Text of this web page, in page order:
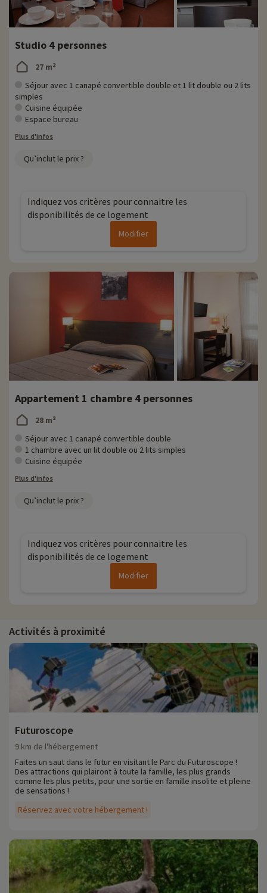
Studio 4 personnes
27 m²
Séjour avec 1 canapé convertible double et 1 lit double ou 2 lits
simples
Cuisine équipée
Espace bureau
Plus d'infos
Qu’inclut le prix ?
Indiquez vos critères pour connaitre les
disponibilités de ce logement
Modifier
Appartement 1 chambre 4 personnes
28 m²
Séjour avec 1 canapé convertible double
1 chambre avec un lit double ou 2 lits simples
Cuisine équipée
Plus d'infos
Qu’inclut le prix ?
Indiquez vos critères pour connaitre les
disponibilités de ce logement
Modifier
Activités à proximité
Futuroscope
Réservez avec votre hébergement !
9 km de l'hébergement
Faites un saut dans le futur en visitant le Parc du Futuroscope !
Des attractions qui plairont à toute la famille, les plus grands
comme les plus petits, pour une sortie en famille insolite et pleine
de sensations !